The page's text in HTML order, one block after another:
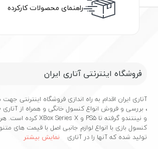
راهنمای محصولات کارکرده
فروشگاه اینترنتی آتاری ایران
آتاری ایران اقدام به راه اندازی فروشگاه اینترنتی
،
و نینتندو گرفته تا PS5 و XBox Series X کرده است. هر
کنسول بازی با انواع لوازم جانبی اصل با قیمت های
تولید شده که آنها را در آتاری
نمایش بیشتر